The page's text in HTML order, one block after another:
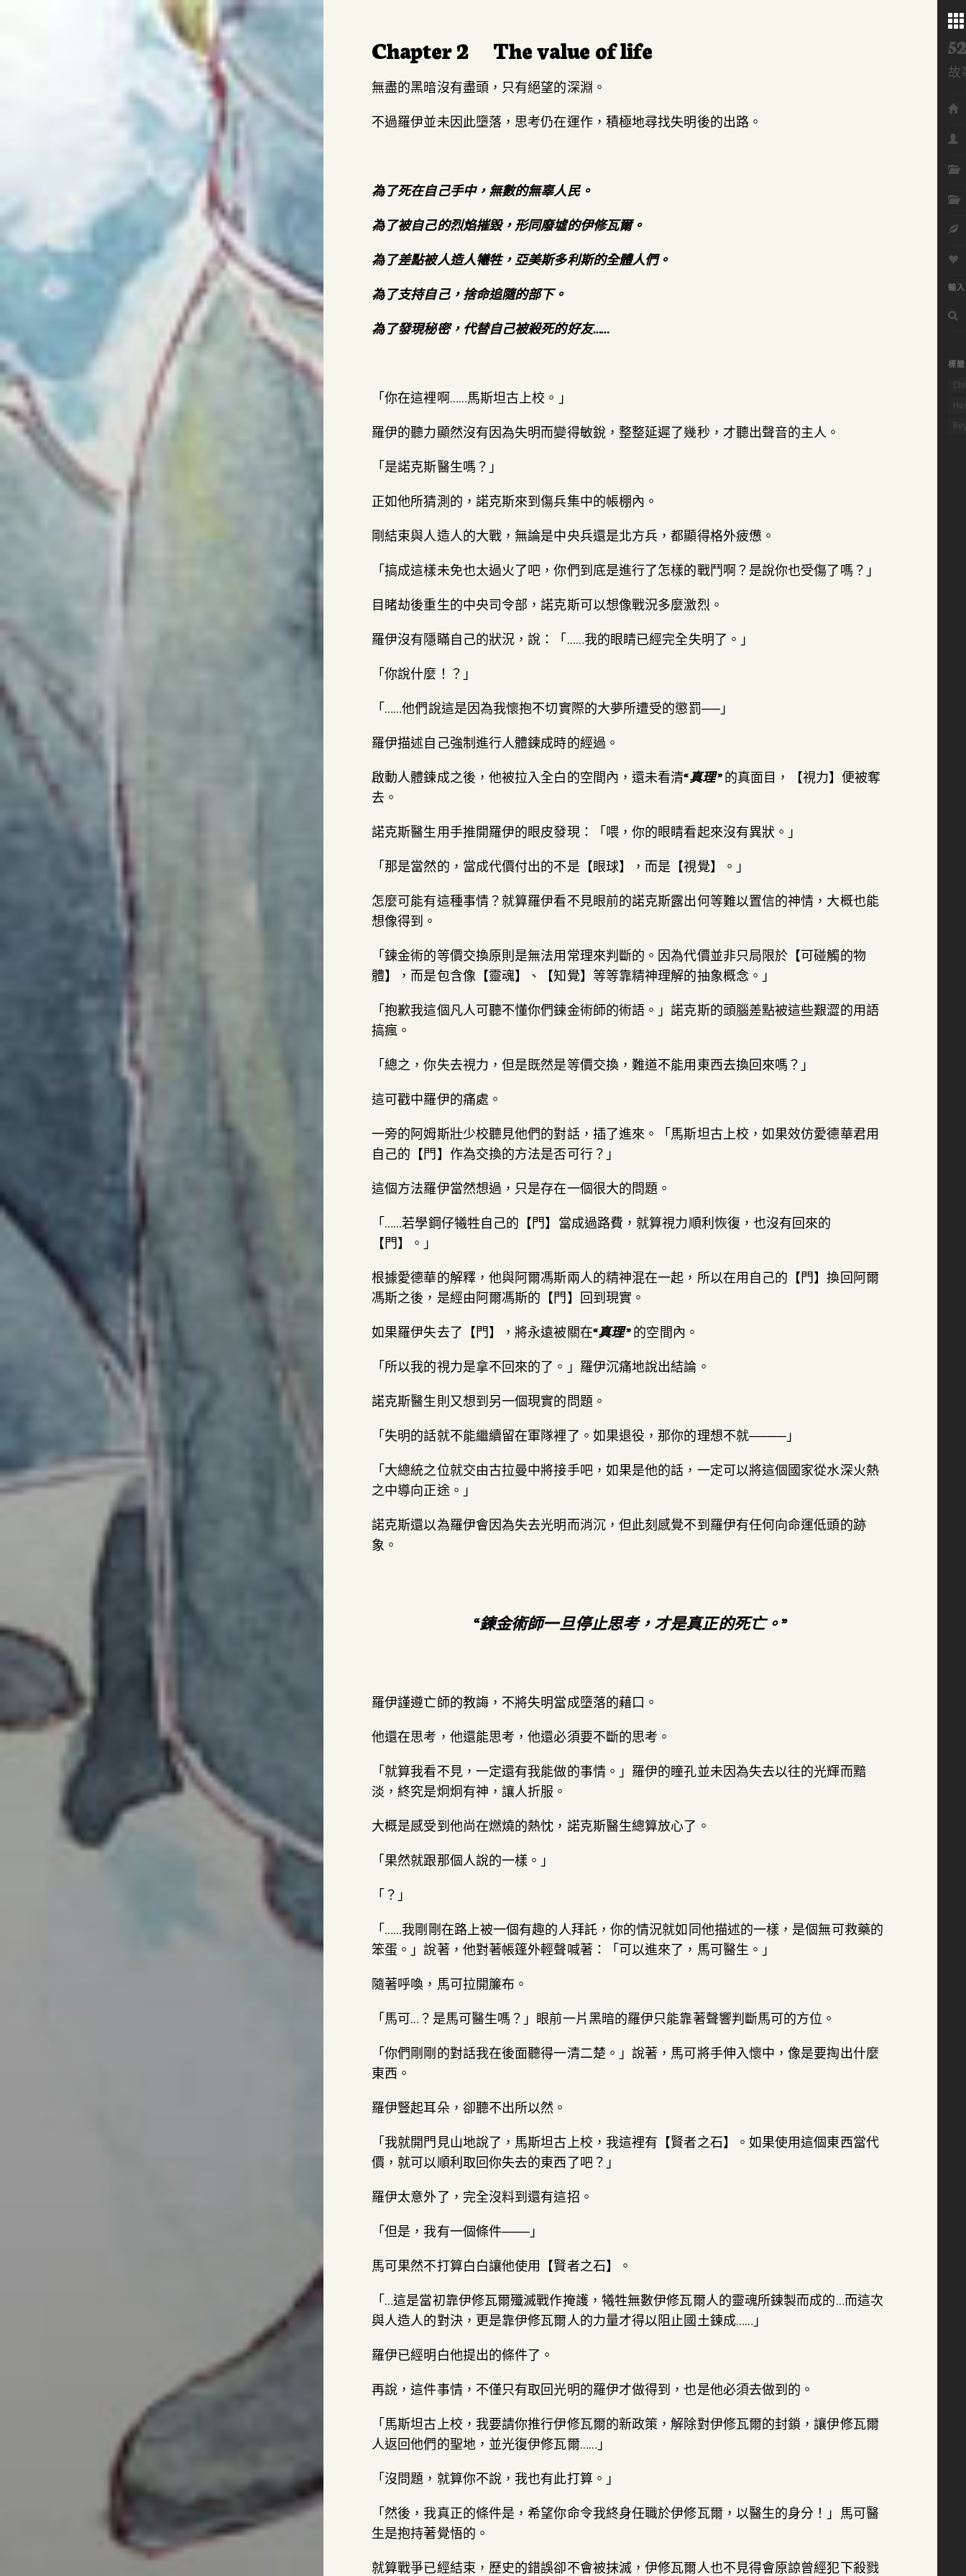
故
輸
尋
字:
標籤
Chapter 2 The value of life
無盡的黑暗沒有盡頭，只有絕望的深淵。
不過羅伊並未因此墮落，思考仍在運作，積極地尋找失明後的出路。
為了死在自己手中，無數的無辜人民。
為了被自己的烈焰摧毀，形同廢墟的伊修瓦爾。
為了差點被人造人犧牲，亞美斯多利斯的全體人們。
為了支持自己，捨命追隨的部下。
為了發現秘密，代替自己被殺死的好友……
「你在這裡啊……馬斯坦古上校。」
羅伊的聽力顯然沒有因為失明而變得敏銳，整整延遲了幾秒，才聽出聲音的主人。
「是諾克斯醫生嗎？」
正如他所猜測的，諾克斯來到傷兵集中的帳棚內。
剛結束與人造人的大戰，無論是中央兵還是北方兵，都顯得格外疲憊。
「搞成這樣未免也太過火了吧，你們到底是進行了怎樣的戰鬥啊？是說你也受傷了嗎？」
目睹劫後重生的中央司令部，諾克斯可以想像戰況多麼激烈。
羅伊沒有隱瞞自己的狀況，說：「……我的眼睛已經完全失明了。」
「你說什麼！？」
「……他們說這是因為我懷抱不切實際的大夢所遭受的懲罰──」
羅伊描述自己強制進行人體鍊成時的經過。
啟動人體鍊成之後，他被拉入全白的空間內，還未看清“真理 ”的真面目，【視力】便被奪
去。
諾克斯醫生用手推開羅伊的眼皮發現：「喂，你的眼睛看起來沒有異狀。」
「那是當然的，當成代價付出的不是【眼球】，而是【視覺】。」
怎麼可能有這種事情？就算羅伊看不見眼前的諾克斯露出何等難以置信的神情，大概也能
想像得到。
「鍊金術的等價交換原則是無法用常理來判斷的。因為代價並非只局限於【可碰觸的物
體】，而是包含像【靈魂】、【知覺】等等靠精神理解的抽象概念。」
「抱歉我這個凡人可聽不懂你們鍊金術師的術語。」諾克斯的頭腦差點被這些艱澀的用語
搞瘋。
「總之，你失去視力，但是既然是等價交換，難道不能用東西去換回來嗎？」
這可戳中羅伊的痛處。
一旁的阿姆斯壯少校聽見他們的對話，插了進來。「馬斯坦古上校，如果效仿愛德華君用
自己的【門】作為交換的方法是否可行？」
這個方法羅伊當然想過，只是存在一個很大的問題。
「……若學鋼仔犧牲自己的【門】當成過路費，就算視力順利恢復，也沒有回來的
【門】。」
根據愛德華的解釋，他與阿爾馮斯兩人的精神混在一起，所以在用自己的【門】換回阿爾
馮斯之後，是經由阿爾馮斯的【門】回到現實。
如果羅伊失去了【門】，將永遠被關在“真理 ”的空間內。
「所以我的視力是拿不回來的了。」羅伊沉痛地說出結論。
諾克斯醫生則又想到另一個現實的問題。
「失明的話就不能繼續留在軍隊裡了。如果退役，那你的理想不就────」
「大總統之位就交由古拉曼中將接手吧，如果是他的話，一定可以將這個國家從水深火熱
之中導向正途。」
諾克斯還以為羅伊會因為失去光明而消沉，但此刻感覺不到羅伊有任何向命運低頭的跡
象。
“鍊金術師一旦停止思考，才是真正的死亡。”
羅伊謹遵亡師的教誨，不將失明當成墮落的藉口。
他還在思考，他還能思考，他還必須要不斷的思考。
「就算我看不見，一定還有我能做的事情。」羅伊的瞳孔並未因為失去以往的光輝而黯
淡，終究是炯炯有神，讓人折服。
大概是感受到他尚在燃燒的熱忱，諾克斯醫生總算放心了。
「果然就跟那個人說的一樣。」
「？」
「……我剛剛在路上被一個有趣的人拜託，你的情況就如同他描述的一樣，是個無可救藥的
笨蛋。」說著，他對著帳篷外輕聲喊著：「可以進來了，馬可醫生。」
隨著呼喚，馬可拉開簾布。
「馬可…？是馬可醫生嗎？」眼前一片黑暗的羅伊只能靠著聲響判斷馬可的方位。
「你們剛剛的對話我在後面聽得一清二楚。」說著，馬可將手伸入懷中，像是要掏出什麼
東西。
羅伊豎起耳朵，卻聽不出所以然。
「我就開門見山地說了，馬斯坦古上校，我這裡有【賢者之石】。如果使用這個東西當代
價，就可以順利取回你失去的東西了吧？」
羅伊太意外了，完全沒料到還有這招。
「但是，我有一個條件───」
馬可果然不打算白白讓他使用【賢者之石】。
「…這是當初靠伊修瓦爾殲滅戰作掩護，犧牲無數伊修瓦爾人的靈魂所鍊製而成的…而這次
與人造人的對決，更是靠伊修瓦爾人的力量才得以阻止國土鍊成……」
羅伊已經明白他提出的條件了。
再說，這件事情，不僅只有取回光明的羅伊才做得到，也是他必須去做到的。
「馬斯坦古上校，我要請你推行伊修瓦爾的新政策，解除對伊修瓦爾的封鎖，讓伊修瓦爾
人返回他們的聖地，並光復伊修瓦爾……」
「沒問題，就算你不說，我也有此打算。」
「然後，我真正的條件是，希望你命令我終身任職於伊修瓦爾，以醫生的身分！」馬可醫
生是抱持著覺悟的。
就算戰爭已經結束，歷史的錯誤卻不會被抹滅，伊修瓦爾人也不見得會原諒曾經犯下殺戮